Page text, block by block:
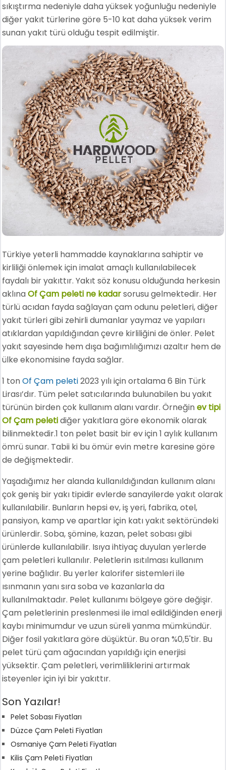
sıkıştırma nedeniyle daha yüksek yoğunluğu nedeniyle
diğer yakıt türlerine göre 5-10 kat daha yüksek verim
sunan yakıt türü olduğu tespit edilmiştir.
Türkiye yeterli hammadde kaynaklarına sahiptir ve
kirliliği önlemek için imalat amaçlı kullanılabilecek
faydalı bir yakıttır. Yakıt söz konusu olduğunda herkesin
aklınaOf Çam peleti ne kadarsorusu gelmektedir. Her
türlü acıdan fayda sağlayan çam odunu peletleri, diğer
yakıt türleri gibi zehirli dumanlar yaymaz ve yapıları
atıklardan yapıldığından çevre kirliliğini de önler. Pelet
yakıt sayesinde hem dışa bağımlılığımızı azaltır hem de
ülke ekonomisine fayda sağlar.
1 tonOf Çam peleti2023 yılı için ortalama 6 Bin Türk
Lirası’dır. Tüm pelet satıcılarında bulunabilen bu yakıt
türünün birden çok kullanım alanı vardır. Örneğinev tipi
Of Çam peletidiğer yakıtlara göre ekonomik olarak
bilinmektedir.1 ton pelet basit bir ev için 1 aylık kullanım
ömrü sunar. Tabii ki bu ömür evin metre karesine göre
de değişmektedir.
Yaşadığımız her alanda kullanıldığından kullanım alanı
çok geniş bir yakı tipidir evlerde sanayilerde yakıt olarak
kullanılabilir. Bunların hepsi ev, iş yeri, fabrika, otel,
pansiyon, kamp ve apartlar için katı yakıt sektöründeki
ürünlerdir. Soba, şömine, kazan, pelet sobası gibi
ürünlerde kullanılabilir. Isıya ihtiyaç duyulan yerlerde
çam peletleri kullanılır. Peletlerin ısıtılması kullanım
yerine bağlıdır. Bu yerler kalorifer sistemleri ile
ısınmanın yanı sıra soba ve kazanlarla da
kullanılmaktadır. Pelet kullanımı bölgeye göre değişir.
Çam peletlerinin preslenmesi ile imal edildiğinden enerji
kaybı minimumdur ve uzun süreli yanma mümkündür.
Diğer fosil yakıtlara göre düşüktür. Bu oran %0,5'tir. Bu
pelet türü çam ağacından yapıldığı için enerjisi
yüksektir. Çam peletleri, verimliliklerini artırmak
isteyenler için iyi bir yakıttır.
Son Yazılar!
Pelet Sobası Fiyatları
Düzce Çam Peleti Fiyatları
Osmaniye Çam Peleti Fiyatları
Kilis Çam Peleti Fiyatları